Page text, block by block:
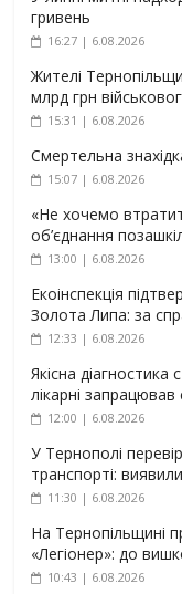
гривень
16:27 | 6.08.2026
Жителі
млрд грн
15:31 | 6.08.2026
Смертельна
15:07 | 6.08.2026
«Не хочемо
об’єднання
13:00 | 6.08.2026
Екоінспекція
Золота Липа: за
12:33 | 6.08.2026
Якісна
лікарні
12:00 | 6.08.2026
У Тернополі
транспорті:
11:30 | 6.08.2026
На Тернопільщині
«Легіонер»: до
10:43 | 6.08.2026